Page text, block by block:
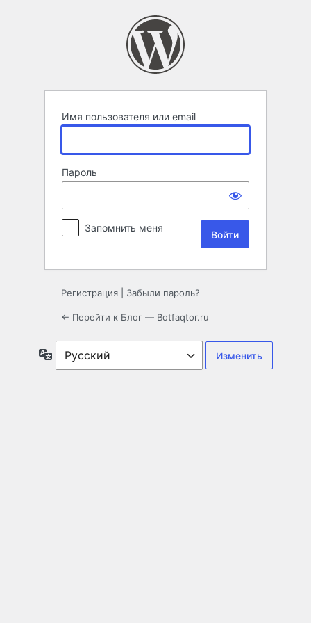
Имя пользователя или email
Пароль
Запомнить меня
Регистрация Забыли пароль?
← Перейти к Блог — Botfaqtor.ru
Язык